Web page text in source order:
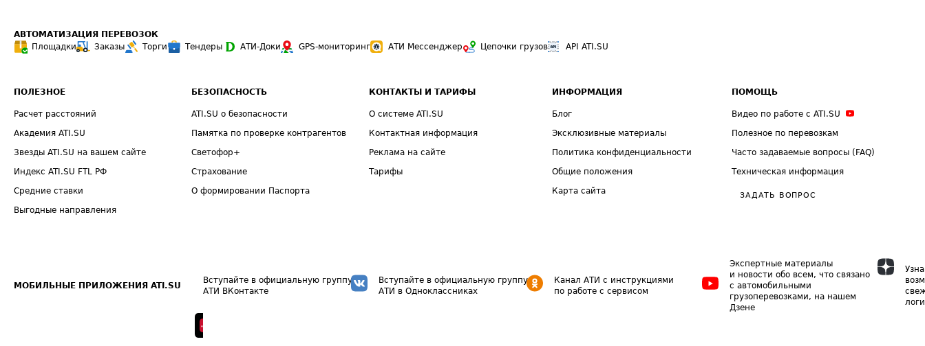
АВТОМАТИЗАЦИЯ ПЕРЕВОЗОК
Площадки
Заказы Торги Тендеры АТИ-Доки GPS-мониторинг АТИ Мессенджер Цепочки грузов API ATI.SU
ПОЛЕЗНОЕ
Расчет расстояний
Академия ATI.SU
Звезды ATI.SU на вашем сайте
Индекс ATI.SU FTL РФ
Средние ставки
Выгодные направления
БЕЗОПАСНОСТЬ
ATI.SU о безопасности
Памятка по проверке контрагентов
Светофор+
Страхование
О формировании Паспорта
КОНТАКТЫ И ТАРИФЫ
О системе ATI.SU
Контактная информация
Реклама на сайте
Тарифы
ИНФОРМАЦИЯ
Блог
Эксклюзивные материалы
Политика конфиденциальности
Общие положения
Карта сайта
ПОМОЩЬ
Видео по работе с ATI.SU
Полезное по перевозкам
Часто задаваемые вопросы (FAQ)
Техническая информация
ЗАДАТЬ ВОПРОС
МОБИЛЬНЫЕ ПРИЛОЖЕНИЯ ATI.SU
Вступайте в официальную группу
АТИ ВКонтакте
Вступайте в официальную группу
АТИ в Одноклассниках
Канал АТИ с инструкциями
по работе с сервисом
Экспертные материалы
и новости обо всем, что связано
с автомобильными
грузоперевозками, на нашем
Дзене